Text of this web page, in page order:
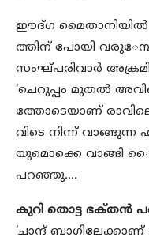
ഈദ്​ഗ മൈതാനിയിൽ
ത്തിന്​ പോയി
സംഘ്​പരിവാർ
‘ചെറുപ്പം മുതൽ
ത്തോടെയാണ് രാവിലെ
വിടെ നിന്ന്
യുമൊക്കെ വാങ്ങി
പറഞ്ഞു….
കുറി തൊട്ട ഭക്​തൻ
‘ചാന്ദ്